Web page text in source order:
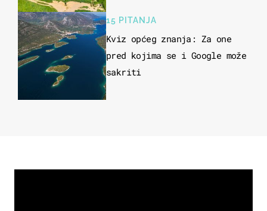
15 PITANJA
Kviz općeg znanja: Za one
pred kojima se i Google može
sakriti